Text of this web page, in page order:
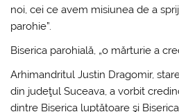
noi, cei ce avem misiunea de a
parohie”.
Biserica parohială, „o mărturie a
Arhimandritul Justin Dragomir,
din judeţul Suceava, a vorbit
dintre Biserica luptătoare şi